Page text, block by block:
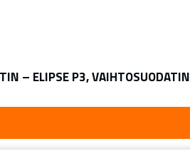
– ELIPSE P3, VAIHTOSUODATIN